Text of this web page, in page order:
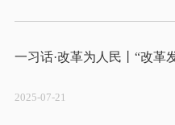
2025-07-21